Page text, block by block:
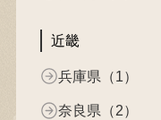
近畿
兵庫県（1）
奈良県（2）